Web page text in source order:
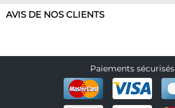
AVIS DE NOS CLIENTS
Paiements sécurisés